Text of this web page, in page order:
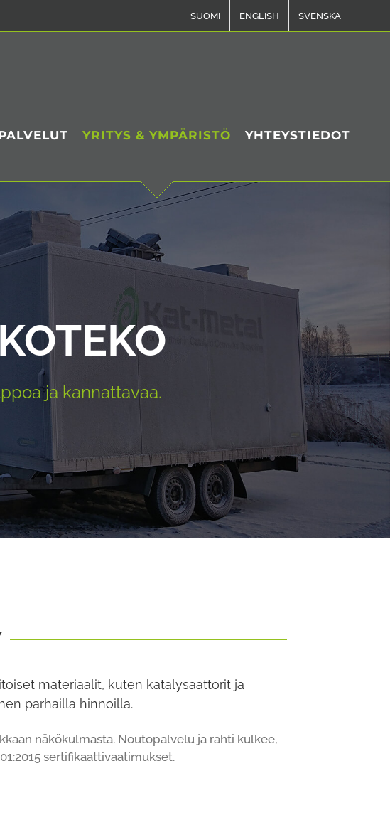
SUOMI ENGLISH SVENSKA
YRITYS & YMPÄRISTÖ YHTEYSTIEDOT
ja kannattavaa.
materiaalit, kuten katalysaattorit ja
parhailla hinnoilla.
näkökulmasta. Noutopalvelu ja rahti kulkee,
sertifikaattivaatimukset.